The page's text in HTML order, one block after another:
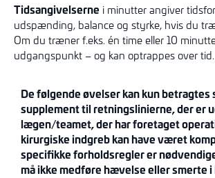
Tidsangivelserne i minutter angiver
udspænding, balance og styrke, hvis du
Om du træner f.eks. én time eller 10
udgangspunkt – og kan optrappes over tid.
De følgende øvelser kan kun betragtes
supplement til retningslinierne, der er
lægen/teamet, der har foretaget
kirurgiske indgreb kan have været
specifikke forholdsregler er
må ikke medføre hævelse eller smerte